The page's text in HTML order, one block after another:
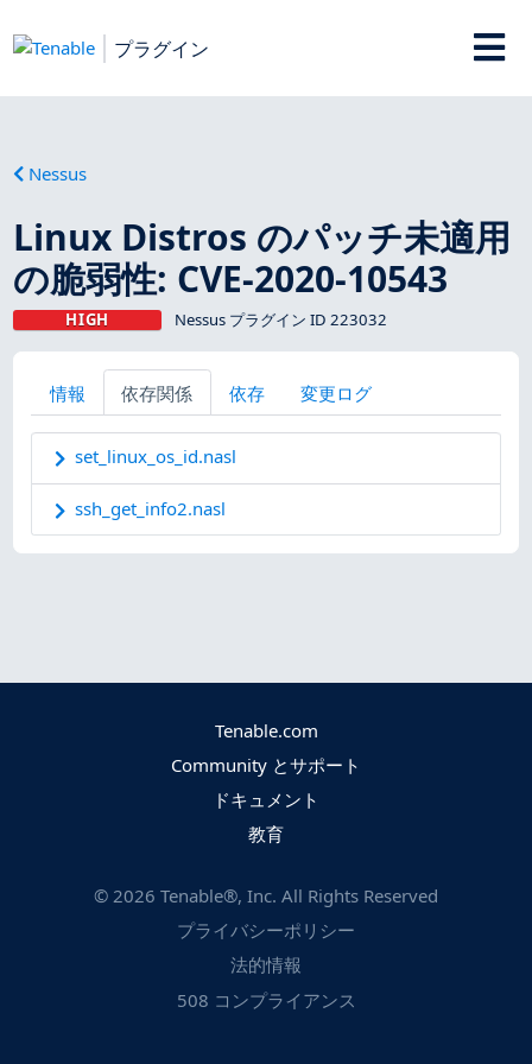
プラグイン
Nessus
Linux Distros のパッチ未適用
の脆弱性: CVE-2020-10543
HIGH Nessus プラグイン ID 223032
情報 依存関係 依存 変更ログ
set_linux_os_id.nasl
ssh_get_info2.nasl
Tenable.com
Community とサポート
ドキュメント
教育
© 2026 Tenable®, Inc. All Rights Reserved
プライバシーポリシー
法的情報
508 コンプライアンス